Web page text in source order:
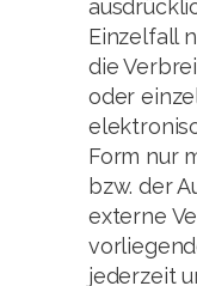
Einzelfall
die
oder
Form nur
bzw. der
externe
jederzeit